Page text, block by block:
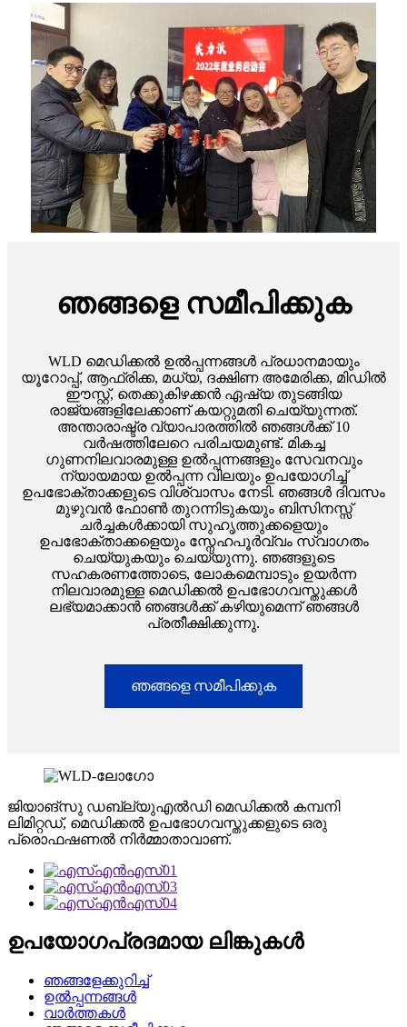
ഞങ്ങളെ സമീപിക്കുക
WLD മെഡിക്കൽ ഉൽപ്പന്നങ്ങൾ പ്രധാനമായും
യൂറോപ്പ്, ആഫ്രിക്ക, മധ്യ, ദക്ഷിണ അമേരിക്ക, മിഡിൽ
ഈസ്റ്റ്, തെക്കുകിഴക്കൻ ഏഷ്യ തുടങ്ങിയ
രാജ്യങ്ങളിലേക്കാണ് കയറ്റുമതി ചെയ്യുന്നത്.
അന്താരാഷ്ട്ര വ്യാപാരത്തിൽ ഞങ്ങൾക്ക് 10
വർഷത്തിലേറെ പരിചയമുണ്ട്. മികച്ച
ഗുണനിലവാരമുള്ള ഉൽപ്പന്നങ്ങളും സേവനവും
ന്യായമായ ഉൽപ്പന്ന വിലയും ഉപയോഗിച്ച്
ഉപഭോക്താക്കളുടെ വിശ്വാസം നേടി. ഞങ്ങൾ ദിവസം
മുഴുവൻ ഫോൺ തുറന്നിടുകയും ബിസിനസ്സ്
ചർച്ചകൾക്കായി സുഹൃത്തുക്കളെയും
ഉപഭോക്താക്കളെയും സ്നേഹപൂർവ്വം സ്വാഗതം
ചെയ്യുകയും ചെയ്യുന്നു. ഞങ്ങളുടെ
സഹകരണത്തോടെ, ലോകമെമ്പാടും ഉയർന്ന
നിലവാരമുള്ള മെഡിക്കൽ ഉപഭോഗവസ്തുക്കൾ
ലഭ്യമാക്കാൻ ഞങ്ങൾക്ക് കഴിയുമെന്ന് ഞങ്ങൾ
പ്രതീക്ഷിക്കുന്നു.
ഞങ്ങളെ സമീപിക്കുക
ജിയാങ്‌സു ഡബ്ല്യുഎൽഡി മെഡിക്കൽ കമ്പനി
ലിമിറ്റഡ്, മെഡിക്കൽ ഉപഭോഗവസ്തുക്കളുടെ ഒരു
പ്രൊഫഷണൽ നിർമ്മാതാവാണ്.
ഉപയോഗപ്രദമായ ലിങ്കുകൾ
ഞങ്ങളേക്കുറിച്ച്
ഉൽപ്പന്നങ്ങൾ
വാർത്തകൾ